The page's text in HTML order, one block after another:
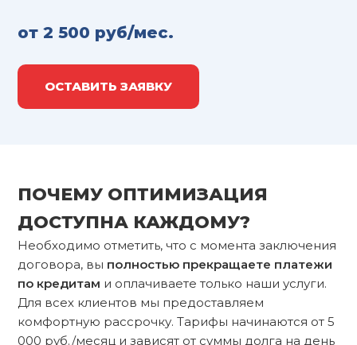
от 2 500 руб/мес.
ОСТАВИТЬ ЗАЯВКУ
ПОЧЕМУ ОПТИМИЗАЦИЯ
ДОСТУПНА КАЖДОМУ?
Необходимо отметить, что с момента заключения
договора, вы полностью прекращаете платежи
по кредитам и оплачиваете только наши услуги.
Для всех клиентов мы предоставляем
комфортную рассрочку. Тарифы начинаются от 5
000 руб./месяц и зависят от суммы долга на день